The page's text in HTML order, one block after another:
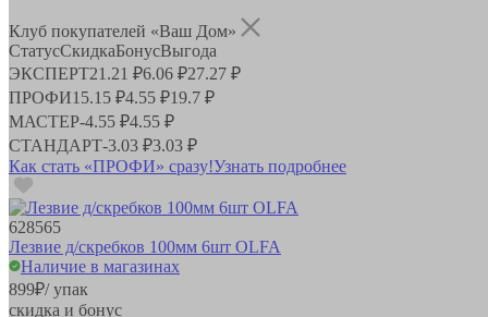
Клуб покупателей «Ваш Дом»
СтатусСкидкаБонусВыгода
ЭКСПЕРТ21.21 ₽6.06 ₽27.27 ₽
ПРОФИ15.15 ₽4.55 ₽19.7 ₽
МАСТЕР-4.55 ₽4.55 ₽
СТАНДАРТ-3.03 ₽3.03 ₽
Как стать «ПРОФИ» сразу!Узнать подробнее
628565
Лезвие д/скребков 100мм 6шт OLFA
Наличие в магазинах
899₽/ упак
скидка и бонус